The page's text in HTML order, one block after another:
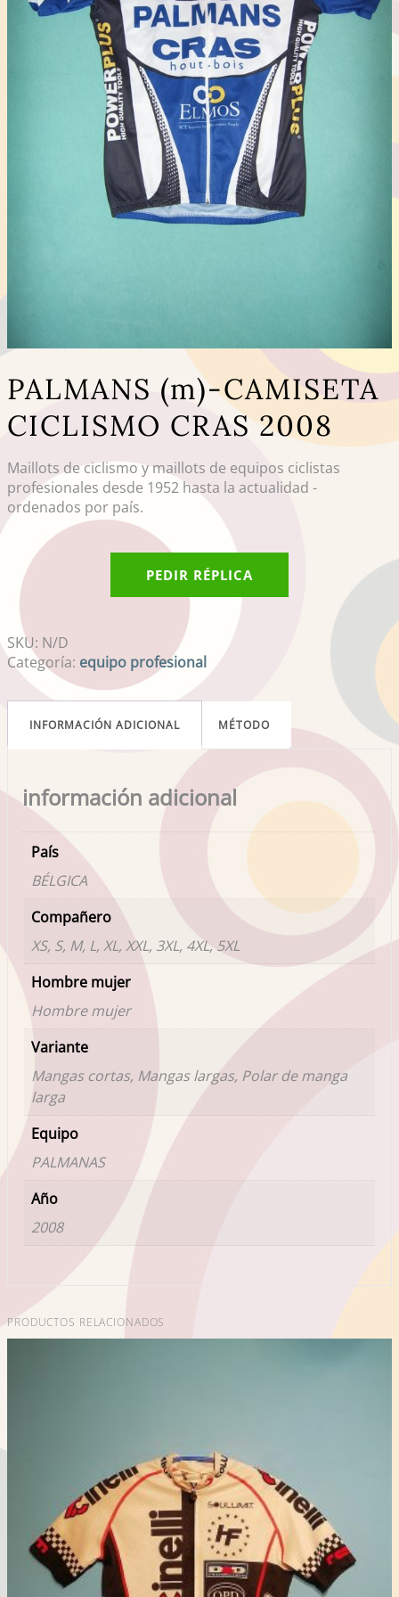
PALMANS (m)-CAMISETA
CICLISMO CRAS 2008
Maillots de ciclismo y maillots de equipos ciclistas
profesionales desde 1952 hasta la actualidad -
ordenados por país.
PEDIR RÉPLICA
SKU: N/D
Categoría: equipo profesional
INFORMACIÓN ADICIONAL MÉTODO
información adicional
País
BÉLGICA
Compañero
XS, S, M, L, XL, XXL, 3XL, 4XL, 5XL
Hombre mujer
Hombre mujer
Variante
Mangas cortas, Mangas largas, Polar de manga
larga
Equipo
PALMANAS
Año
2008
PRODUCTOS RELACIONADOS